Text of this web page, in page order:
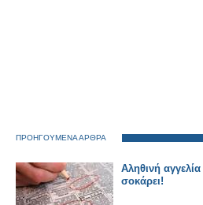
ΠΡΟΗΓΟΥΜΕΝΑ ΑΡΘΡΑ
Αληθινή
σοκάρει!